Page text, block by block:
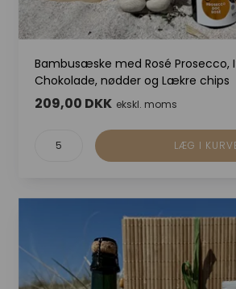
Bambusæske med Rosé Prosecco,
Chokolade, nødder og Lækre chips
209,00 DKK ekskl. moms